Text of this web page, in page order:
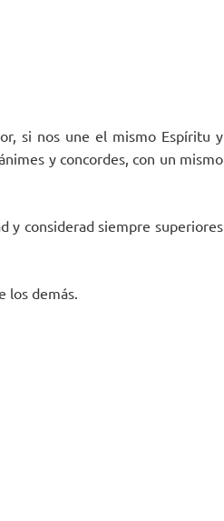
si nos une el mismo Espíritu y
y concordes, con un mismo
y considerad siempre superiores
los demás.